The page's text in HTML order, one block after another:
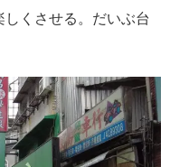
くさせる。だいぶ台